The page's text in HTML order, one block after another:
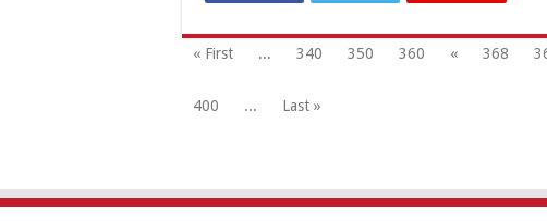
« First ... 340 350 360 « 368
400
... Last »